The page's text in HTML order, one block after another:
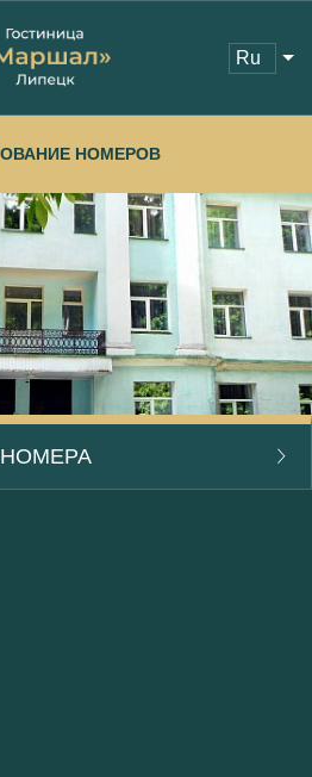
ru
НОМЕРОВ
НОМЕРА